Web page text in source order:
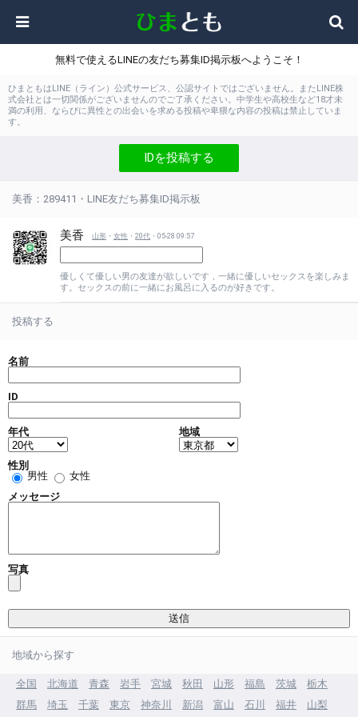
無料で使えるLINEの友だち募集ID掲示板へようこそ！
ひまともはLINE（ライン）公式サービス、公認サイトではございません。またLINE株
式会社とは一切関係がございませんのでご了承ください。中学生や高校生など18才未
満の利用、ならびに異性との出会いを求める投稿や卑猥な内容の投稿は禁止していま
す。
IDを投稿する
美香：289411・LINE友だち募集ID掲示板
美香 山形 ・ 女性 ・ 20代 ・05-28 09:57
優しくて優しい男の友達が欲しいです，一緒に優しいセックスを楽しみま
す。セックスの前に一緒にお風呂に入るのが好きです。
投稿する
名前
ID
年代 地域
性別
男性
女性
メッセージ
写真
地域から探す
全国 北海道 青森 岩手 宮城 秋田 山形 福島 茨城
栃木
群馬
埼玉 千葉 東京 神奈川 新潟 富山 石川 福井 山梨